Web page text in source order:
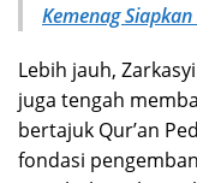
Kemenag
Lebih jauh,
juga tengah
bertajuk Qur’an
fondasi